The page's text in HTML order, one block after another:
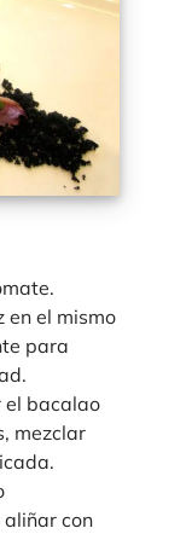
en el mismo
para
el bacalao
mezclar
con